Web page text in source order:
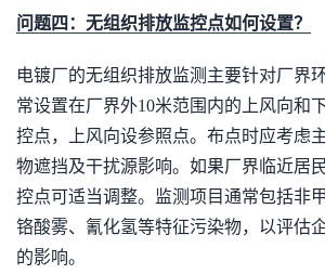
问题四：无组织排放监控点如何设置？
电镀厂的无组织排放监测主要针对厂界
常设置在厂界外10米范围内的上风向和
控点，上风向设参照点。布点时应考虑
物遮挡及干扰源影响。如果厂界临近居
控点可适当调整。监测项目通常包括非
铬酸雾、氰化氢等特征污染物，以评估
的影响。